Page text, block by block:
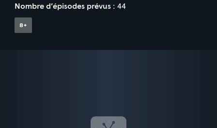
Nombre d’épisodes prévus : 44